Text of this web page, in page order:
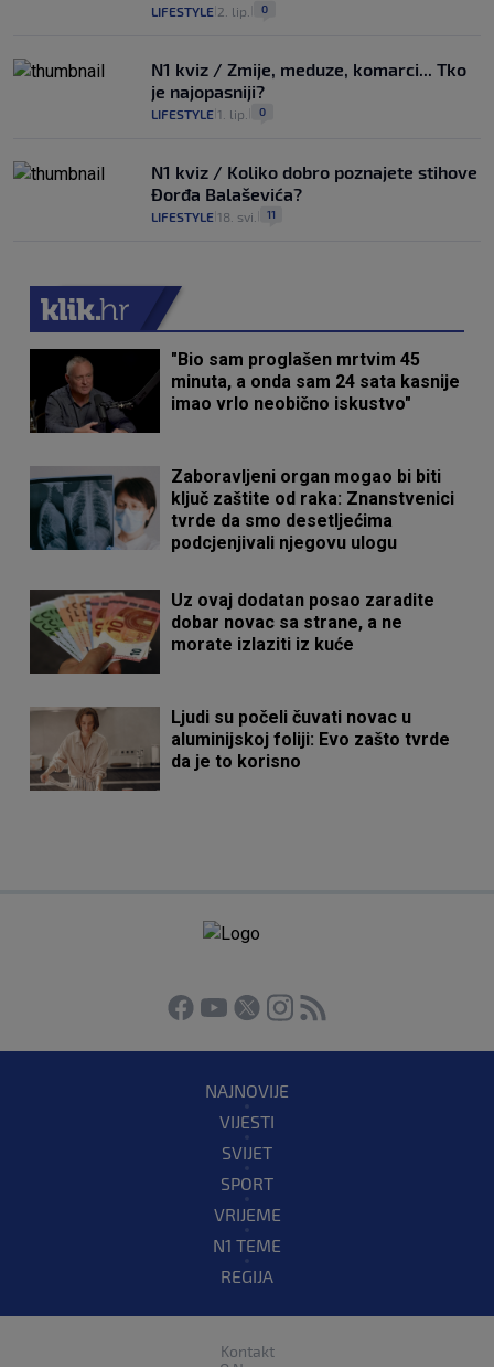
LIFESTYLE 2. lip. 0
N1 kviz / Zmije, meduze, komarci... Tko
je najopasniji?
LIFESTYLE 1. lip. 0
N1 kviz / Koliko dobro poznajete stihove
Đorđa Balaševića?
LIFESTYLE 18. svi. 11
"Bio sam proglašen mrtvim 45
minuta, a onda sam 24 sata kasnije
imao vrlo neobično iskustvo"
Zaboravljeni organ mogao bi biti
ključ zaštite od raka: Znanstvenici
tvrde da smo desetljećima
podcjenjivali njegovu ulogu
Uz ovaj dodatan posao zaradite
dobar novac sa strane, a ne
morate izlaziti iz kuće
Ljudi su počeli čuvati novac u
aluminijskoj foliji: Evo zašto tvrde
da je to korisno
NAJNOVIJE
VIJESTI
SVIJET
SPORT
VRIJEME
N1 TEME
REGIJA
Kontakt